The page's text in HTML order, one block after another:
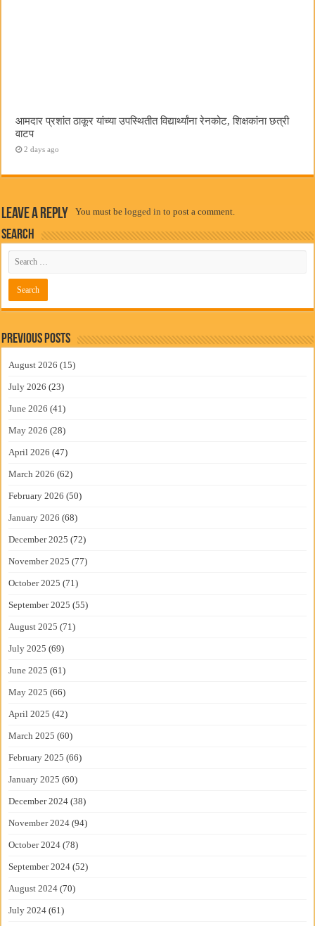
आमदार प्रशांत ठाकूर यांच्या उपस्थितीत विद्यार्थ्यांना रेनकोट, शिक्षकांना छत्री
वाटप
2 days ago
Leave a Reply You must belogged in to post a comment.
Search
Previous Posts
August 2026 (15)
July 2026 (23)
June 2026 (41)
May 2026 (28)
April 2026 (47)
March 2026 (62)
February 2026 (50)
January 2026 (68)
December 2025 (72)
November 2025 (77)
October 2025 (71)
September 2025 (55)
August 2025 (71)
July 2025 (69)
June 2025 (61)
May 2025 (66)
April 2025 (42)
March 2025 (60)
February 2025 (66)
January 2025 (60)
December 2024 (38)
November 2024 (94)
October 2024 (78)
September 2024 (52)
August 2024 (70)
July 2024 (61)